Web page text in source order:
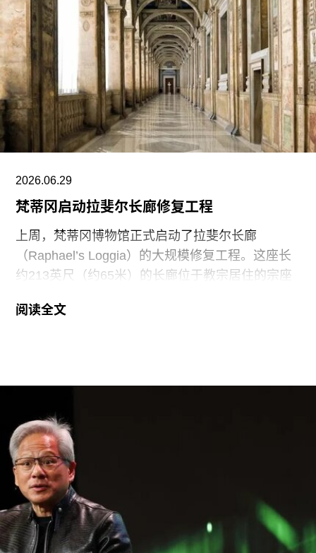
（WHW）担任艺术总监，成员包括伊维特·丘尔林
（Ivet Ćurlin）、娜塔莎·伊利奇（Nataša Ilić）和
萨比娜·萨博洛维奇（Sabina Sabolović）。WHW
将策展重点放在正经历城市更新与社会转型的街
区，包括Kinderhaus、Berg Fidel以及York-
Quartier等区域。
“我们致力于探索这座城市对不同人群和视角的开放
注这座城市内部存在的诸多‘城中城’，并探讨参
与、包容、排斥与共同体等议题。”
2026.06.29
梵蒂冈启动拉斐尔长廊修复工程
上周，梵蒂冈博物馆正式启动了拉斐尔长廊
（Raphael’s Loggia）的大规模修复工程。这座长
约213英尺（约65米）的长廊位于教宗居住的宗座
坊创作的大型湿壁画。此次修复将由一支由20位专
这组壁画创作于1517年至1519年间，是为教皇利
奥十世所作。作品覆盖了宗座宫二层带顶廊道的13
个拱间，俯瞰中庭。尽管公众需通过特殊申请才能
参观，但梵蒂冈工作人员每天都会经过这些作品。
它们被视为文艺复兴时期最伟大的绘画成就之一，
并启发了众多后世作品，包括1792年俄罗斯圣彼得
堡冬宫内的一幅等比例复制品。
阅读全文